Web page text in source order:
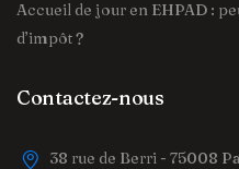
Accueil de jour en EHPAD :
d’impôt ?
Contactez-nous
38 rue de Berri - 75008